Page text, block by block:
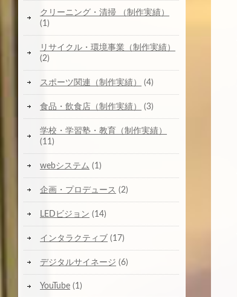
クリーニング・清掃 （制作実績）
(1)
リサイクル・環境事業（制作実績）
(2)
スポーツ関連（制作実績） (4)
食品・飲食店（制作実績） (3)
学校・学習塾・教育（制作実績）
(11)
webシステム (1)
企画・プロデュース (2)
LEDビジョン (14)
インタラクティブ (17)
デジタルサイネージ (6)
YouTube (1)